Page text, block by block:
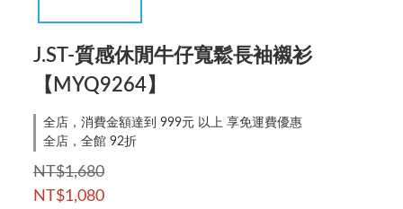
J.ST-質感休閒牛仔寬鬆長袖襯衫
【MYQ9264】
全店，消費金額達到 999元 以上 享免運費優惠
全店，全館 92折
NT$1,680
NT$1,080